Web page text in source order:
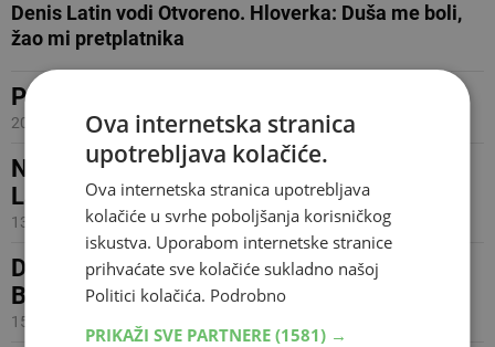
Denis Latin vodi Otvoreno. Hloverka: Duša me boli,
žao mi pretplatnika
Ponovo Latinica, ali ne na HRT-u
20.06.2011 18:34
Nakon 17 godina na HRT-u nema više
Latinice!
13.01.2011 18:24
Denis Latin - generalni direktor Al Jazeera
Balkans?
15.10.2010 11:59
Ova internetska stranica
upotrebljava kolačiće.
Ova internetska stranica upotrebljava
kolačiće u svrhe poboljšanja korisničkog
iskustva. Uporabom internetske stranice
prihvaćate sve kolačiće sukladno našoj
Politici kolačića. Podrobno
PRIKAŽI SVE PARTNERE (1581) →